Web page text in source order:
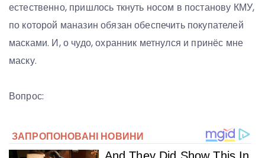
естественно, пришлось ткнуть носом в постанову КМУ,
по которой маназин обязан обеспечить покупателей
масками. И, о чудо, охранник метнулся и принёс мне
маску.
Вопрос: